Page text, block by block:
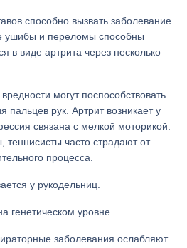
способно вызвать заболевание
ушибы и переломы способны
в виде артрита через несколько
могут поспособствовать
пальцев рук. Артрит возникает у
связана с мелкой моторикой.
теннисисты часто страдают от
процесса.
у рукодельниц.
генетическом уровне.
заболевания ослабляют